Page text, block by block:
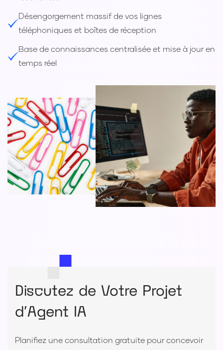
Désengorgement massif de vos lignes
téléphoniques et boîtes de réception
Base de connaissances centralisée et mise à jour en
temps réel
Discutez de Votre Projet
d'Agent IA
Planifiez une consultation gratuite pour concevoir